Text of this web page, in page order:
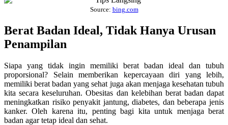
Source: bing.com
Berat Badan Ideal, Tidak Hanya Urusan
Penampilan
Siapa yang tidak ingin memiliki berat badan ideal dan tubuh
proporsional? Selain memberikan kepercayaan diri yang lebih,
memiliki berat badan yang sehat juga akan menjaga kesehatan tubuh
kita secara keseluruhan. Obesitas dan kelebihan berat badan dapat
meningkatkan risiko penyakit jantung, diabetes, dan beberapa jenis
kanker. Oleh karena itu, penting bagi kita untuk menjaga berat
badan agar tetap ideal dan sehat.